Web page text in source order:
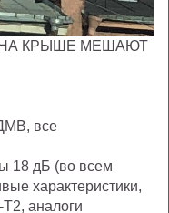
НА КРЫШЕ МЕШАЮТ
все
18 дБ (во всем
характеристики,
аналоги